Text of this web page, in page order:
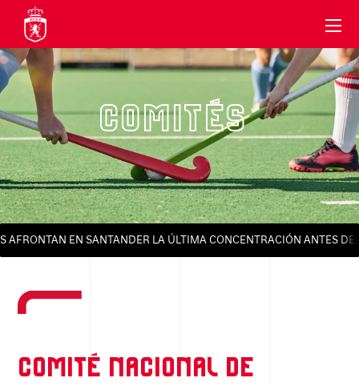
COMITÉS
EN SANTANDER LA ÚLTIMA CONCENTRACIÓN ANTES DEL
Comité Nacional de